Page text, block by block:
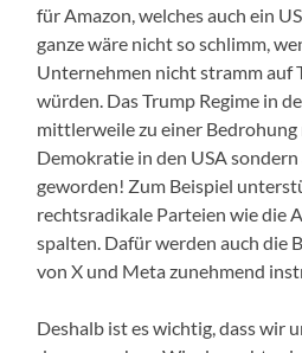
für Amazon, welches auch ein
ganze wäre nicht so schlimm,
Unternehmen nicht stramm auf
würden. Das Trump Regime in
mittlerweile zu einer
Demokratie in den USA
geworden! Zum Beispiel
rechtsradikale Parteien wie die
spalten. Dafür werden auch die
von X und Meta zunehmend
Deshalb ist es wichtig, dass wir